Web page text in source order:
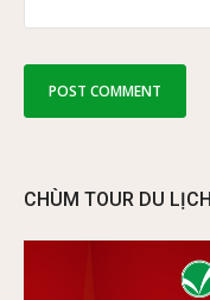
CHÙM TOUR DU LỊCH